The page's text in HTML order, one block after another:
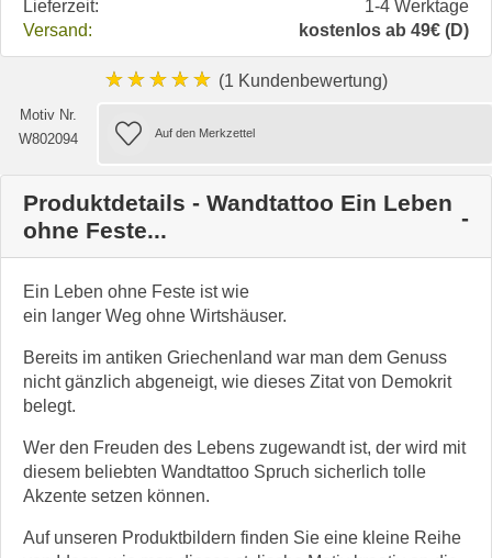
Lieferzeit:
1-4 Werktage
Versand:
kostenlos ab 49€ (D)
★★★★★ (1 Kundenbewertung)
Motiv Nr.
W802094
Produktdetails - Wandtattoo Ein Leben
ohne Feste...
Ein Leben ohne Feste ist wie
ein langer Weg ohne Wirtshäuser.
Bereits im antiken Griechenland war man dem Genuss
nicht gänzlich abgeneigt, wie dieses Zitat von Demokrit
belegt.
Wer den Freuden des Lebens zugewandt ist, der wird mit
diesem beliebten Wandtattoo Spruch sicherlich tolle
Akzente setzen können.
Auf unseren Produktbildern finden Sie eine kleine Reihe